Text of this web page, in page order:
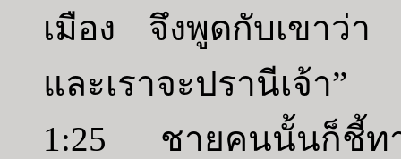
เมือง จึงพูดกับเขาว่า
และเราจะปรานีเจ้า”
1:25 ชายคนนั้นก็ชี้ทา